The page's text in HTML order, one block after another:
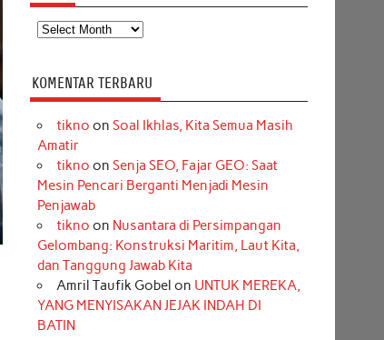
Arsip
KOMENTAR TERBARU
tikno on Soal Ikhlas, Kita Semua Masih
Amatir
tikno on Senja SEO, Fajar GEO: Saat
Mesin Pencari Berganti Menjadi Mesin
Penjawab
tikno on Nusantara di Persimpangan
Gelombang: Konstruksi Maritim, Laut Kita,
dan Tanggung Jawab Kita
Amril Taufik Gobel on UNTUK MEREKA,
YANG MENYISAKAN JEJAK INDAH DI
BATIN